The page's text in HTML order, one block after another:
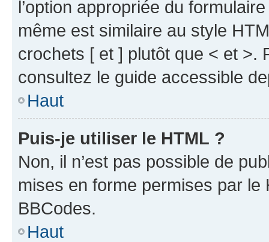
l’option appropriée du
même est similaire au style
crochets [ et ] plutôt que < et >.
consultez le guide accessible
Haut
Puis-je utiliser le HTML ?
Non, il n’est pas possible de
mises en forme permises par
BBCodes.
Haut